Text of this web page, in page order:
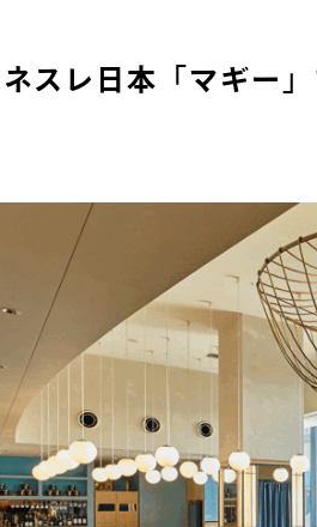
「マギー」ブラ